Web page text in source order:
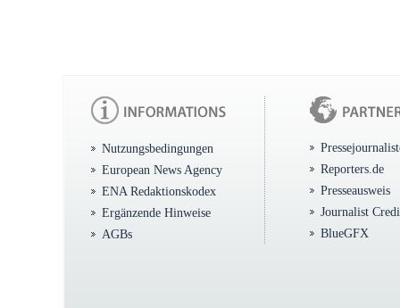
Nutzungsbedingungen
European News Agency
ENA Redaktionskodex
Ergänzende Hinweise
AGBs
Reporters.de
Presseausweis
Journalist
BlueGFX